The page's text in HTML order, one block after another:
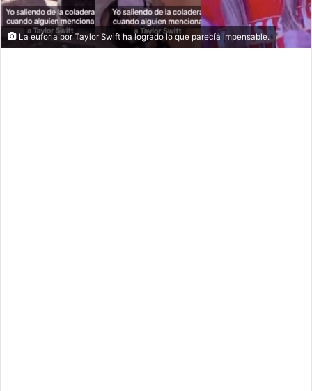
La euforia por Taylor Swift ha logrado lo que parecía impensable.